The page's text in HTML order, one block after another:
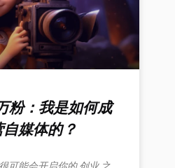
粉：我是如何成
媒体的？